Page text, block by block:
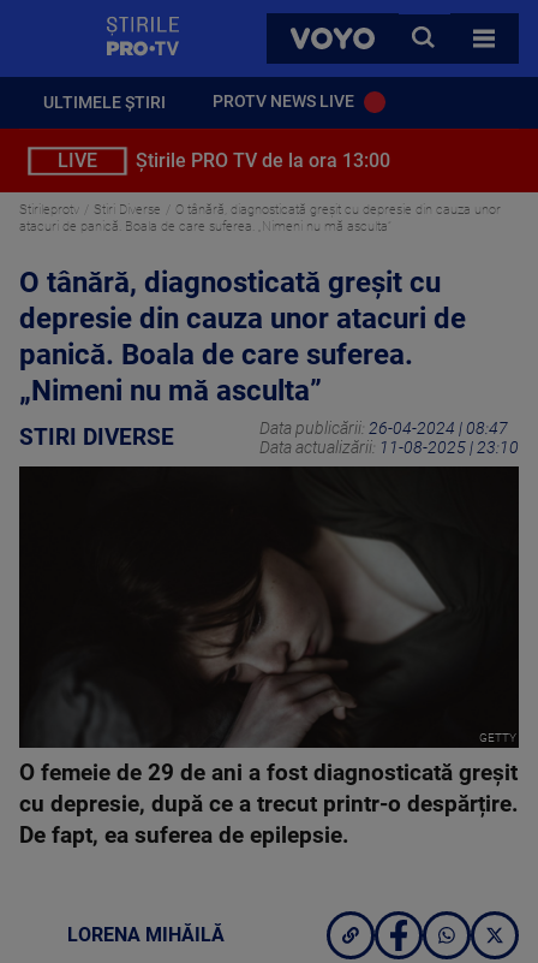
VOYO
CAUTA
TOATE
ULTIMELE ȘTIRI PROTV NEWS LIVE
LIVE Știrile PRO TV de la ora 13:00
Stirileprotv Stiri Diverse
O tânără, diagnosticată greșit cu depresie din cauza unor
atacuri de panică. Boala de care suferea. „Nimeni nu mă asculta”
O tânără, diagnosticată greșit cu
depresie din cauza unor atacuri de
panică. Boala de care suferea.
„Nimeni nu mă asculta”
STIRI DIVERSE Data publicării: 26-04-2024 | 08:47
Data actualizării: 11-08-2025 | 23:10
GETTY
O femeie de 29 de ani a fost diagnosticată greșit
cu depresie, după ce a trecut printr-o despărțire.
De fapt, ea suferea de epilepsie.
LORENA MIHĂILĂ